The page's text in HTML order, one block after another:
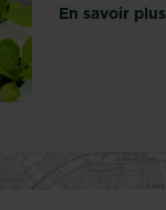
En savoir plus
sur